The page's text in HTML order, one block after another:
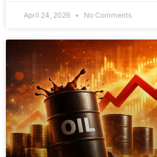
April 24, 2026 No Comments